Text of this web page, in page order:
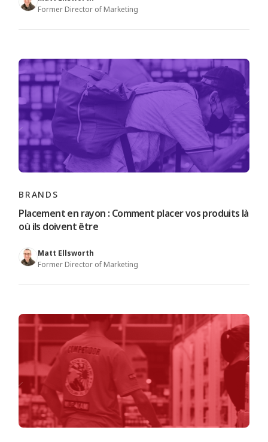
Former Director of Marketing
BRANDS
Placement en rayon : Comment placer vos produits là
où ils doivent être
Matt Ellsworth
Former Director of Marketing